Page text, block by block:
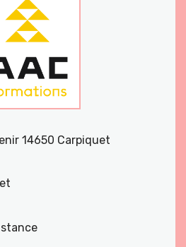
14650 Carpiquet